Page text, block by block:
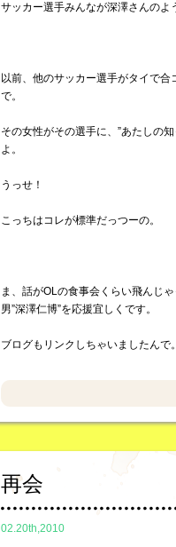
サッカー選手みんなが深澤さんのよ
以前、他のサッカー選手がタイで
で。
その女性がその選手に、”あたしの
よ。
うっせ！
こっちはコレが標準だっつーの。
ま、話がOLの食事会くらい飛んじ
男”深澤仁博”を応援宜しくです。
ブログもリンクしちゃいましたんで
再会
02.20th,2010